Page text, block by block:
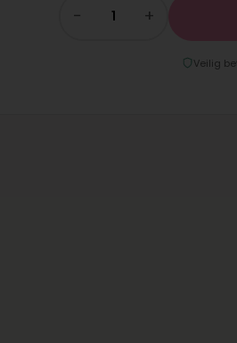
− +
Veilig